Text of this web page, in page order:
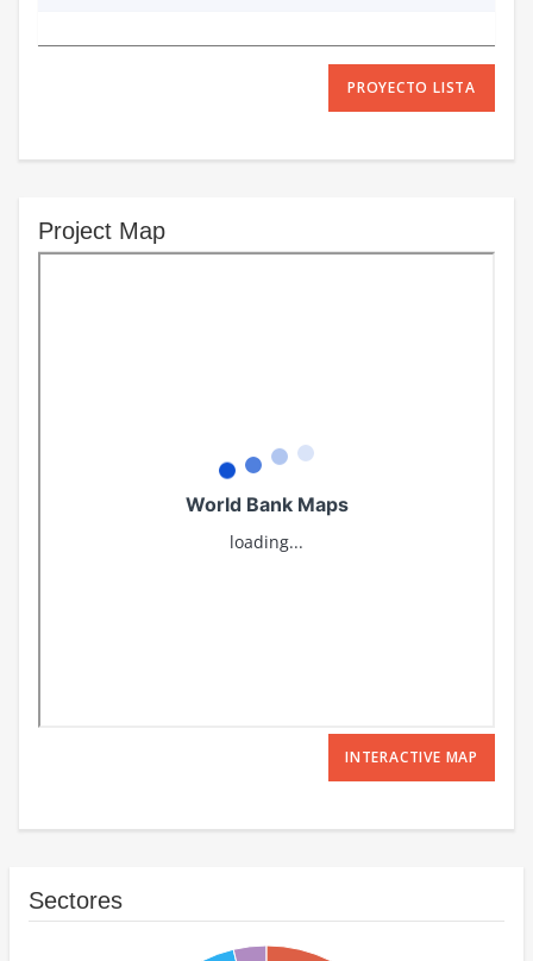
PROYECTO LISTA
Project Map
INTERACTIVE MAP
Sectores